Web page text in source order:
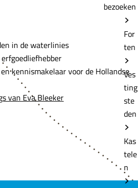
bezoeken
For
ten
Ves
ting
ste
den
Kas
tele
n
in de waterlinies
kennismakelaar voor de Hollandse
van Eva Bleeker